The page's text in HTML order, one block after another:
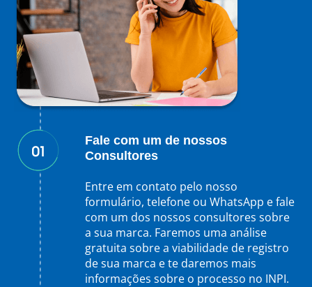
Fale com um de nossos
Consultores
Entre em contato pelo nosso
formulário, telefone ou WhatsApp e fale
com um dos nossos consultores sobre
a sua marca. Faremos uma análise
gratuita sobre a viabilidade de registro
de sua marca e te daremos mais
informações sobre o processo no INPI.